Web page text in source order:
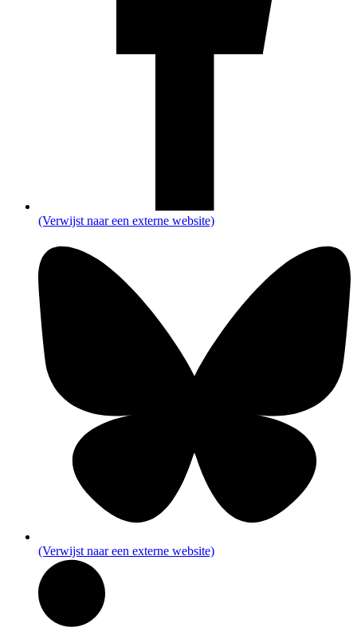
(Verwijst naar een externe website)
(Verwijst naar een externe website)